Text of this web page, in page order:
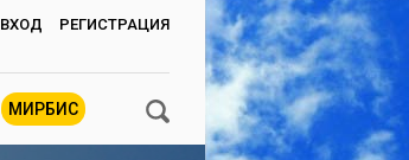
ВХОД РЕГИСТРАЦИЯ
МИРБИС